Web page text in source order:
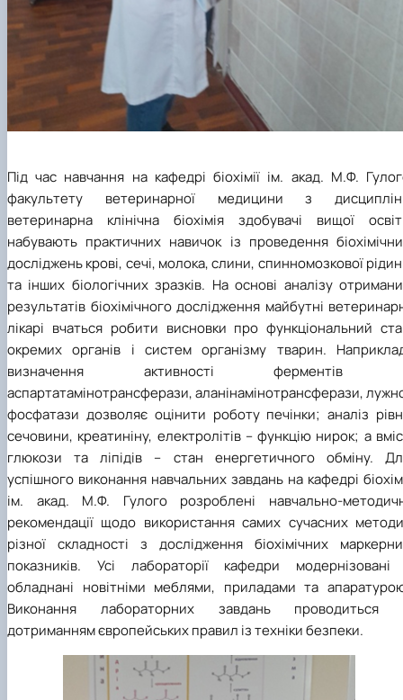
Під час навчання на кафедрі біохімії ім. акад. М.Ф.
факультету ветеринарної медицини з
ветеринарна клінічна біохімія здобувачі вищої
набувають практичних навичок із проведення
досліджень крові, сечі, молока, слини, спинномозкової
та інших біологічних зразків. На основі аналізу
результатів біохімічного дослідження майбутні
лікарі вчаться робити висновки про функціональний
окремих органів і систем організму тварин.
визначення активності ферментів
аспартатамінотрансферази, аланінамінотрансферази,
фосфатази дозволяє оцінити роботу печінки; аналіз
сечовини, креатиніну, електролітів – функцію нирок; а
глюкози та ліпідів – стан енергетичного обміну.
успішного виконання навчальних завдань на кафедрі
ім. акад. М.Ф. Гулого розроблені навчально-
рекомендації щодо використання самих сучасних
різної складності з дослідження біохімічних
показників. Усі лабораторії кафедри модернізовані
обладнані новітніми меблями, приладами та
Виконання лабораторних завдань проводиться
дотриманням європейських правил із техніки безпеки.